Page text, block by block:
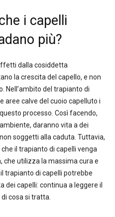
i capelli
più?
dalla cosiddetta
la crescita del capello, e non
Nell’ambito del trapianto di
aree calve del cuoio capelluto i
processo. Così facendo,
daranno vita a dei
soggetti alla caduta. Tuttavia,
il trapianto di capelli venga
utilizza la massima cura e
trapianto di capelli potrebbe
dei capelli: continua a leggere il
cosa si tratta.